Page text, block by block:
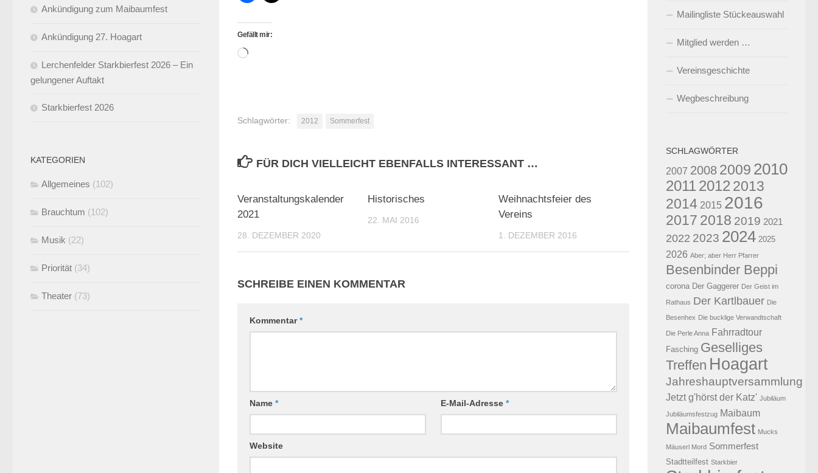
Gefällt mir:
Wird
Schlagwörter: 2012 Sommerfest
FÜR DICH VIELLEICHT EBENFALLS INTERESSANT …
Veranstaltungskalender
2021
28. DEZEMBER 2020
Historisches
22. MAI 2016
Weihnachtsfeier des
Vereins
1. DEZEMBER 2016
SCHREIBE EINEN KOMMENTAR
Kommentar*
Name * E-Mail-Adresse*
Website
Ankündigung zum Maibaumfest
Ankündigung 27. Hoagart
Lerchenfelder Starkbierfest 2026 – Ein
gelungener Auftakt
Starkbierfest 2026
KATEGORIEN
Allgemeines (102)
Brauchtum (102)
Musik (22)
Priorität (34)
Theater (73)
Mailingliste Stückeauswahl
Mitglied werden …
Vereinsgeschichte
Wegbeschreibung
SCHLAGWÖRTER
2007 2008 2009 2010
2011 2012 2013
2014 2015 2016
2017 2018 2019 2021
2022 2023 2024 2025
2026 Aber; aber Herr Pfarrer
Besenbinder Beppi
corona Der Gaggerer Der Geist im
Rathaus Der Kartlbauer Die
Besenhex Die bucklige Verwandtschaft
Die Perle Anna Fahrradtour
Fasching Geselliges
Treffen Hoagart
Jahreshauptversammlung
Jetzt g'hörst der Katz' Jubiläum
Jubiläumsfestzug Maibaum
Maibaumfest Mucks
Mäuserl Mord Sommerfest
Stadtteilfest Starkbier